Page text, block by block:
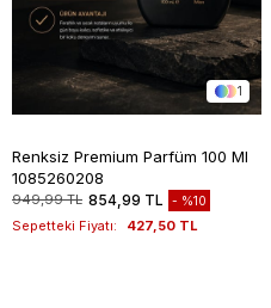
1
Renksiz Premium Parfüm 100 Ml
1085260208
949,99 TL 854,99 TL %10
Sepetteki Fiyatı: 427,50 TL